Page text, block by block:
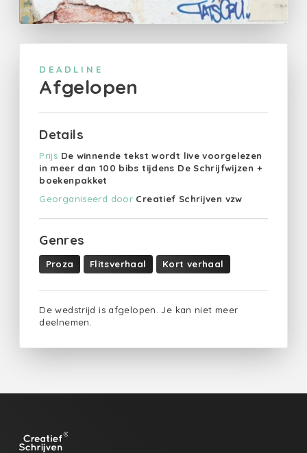
DEADLINE
Afgelopen
Details
Prijs De winnende tekst wordt live voorgelezen
in meer dan 100 bibs tijdens De Schrijfwijzen +
boekenpakket
Georganiseerd door Creatief Schrijven vzw
Genres
Proza Flitsverhaal Kort verhaal
De wedstrijd is afgelopen. Je kan niet meer
deelnemen.